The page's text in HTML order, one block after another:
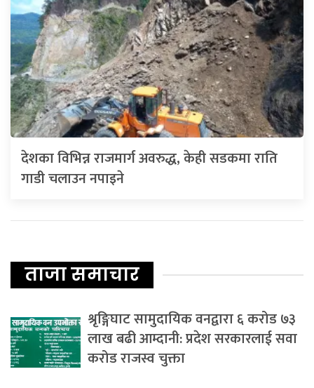
देशका विभिन्न राजमार्ग अवरुद्ध, केही सडकमा राति
गाडी चलाउन नपाइने
ताजा समाचार
श्रृङ्गिघाट सामुदायिक वनद्वारा ६ करोड ७३
लाख बढी आम्दानी: प्रदेश सरकारलाई सवा
करोड राजस्व चुक्ता